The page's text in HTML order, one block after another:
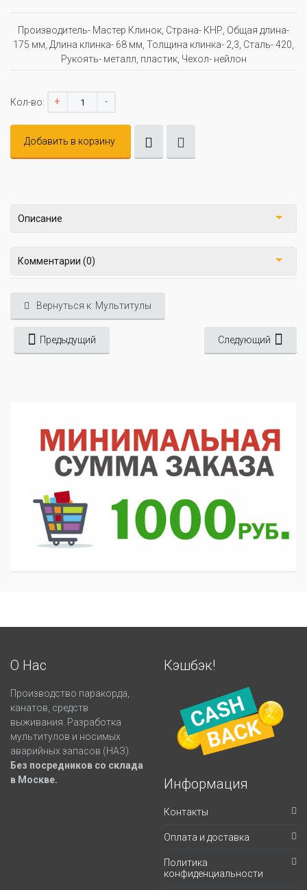
Производитель- Мастер Клинок, Страна- КНР, Oбщая длина-
175 мм, Длина клинка- 68 мм, Толщина клинка- 2,3, Сталь- 420,
Рукоять- металл, пластик, Чехол- нейлон
Кол-во: + -
Добавить в корзину
Описание
Комментарии (0)
Вернуться к: Мультитулы
Предыдущий Следующий
О Нас
Производство паракорда,
канатов, средств
выживания. Разработка
мультитулов и носимых
аварийных запасов (НАЗ).
Без посредников со склада
в Москве.
Кэшбэк!
Информация
Контакты
Оплата и доставка
Политика
конфиденциальности